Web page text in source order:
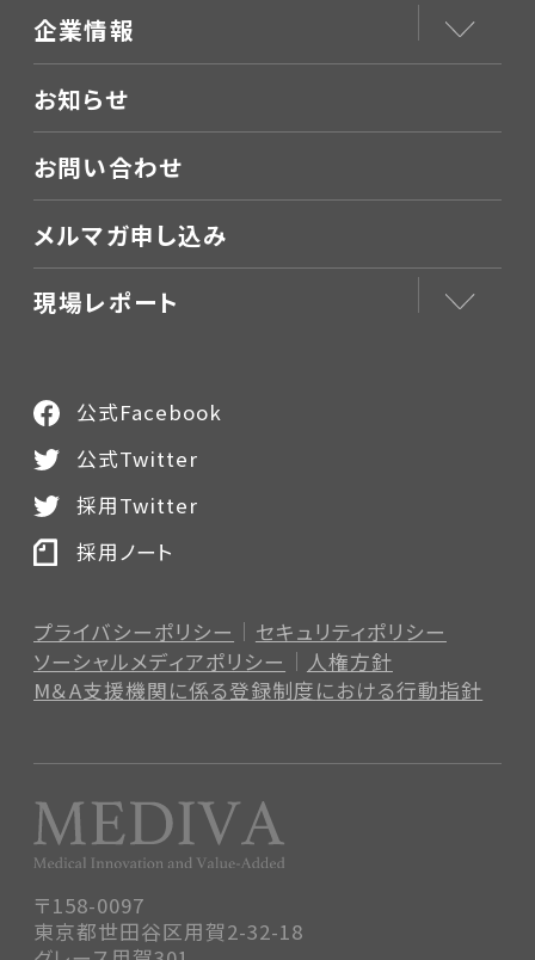
企業情報
お知らせ
お問い合わせ
メルマガ申し込み
現場レポート
〒158-0097
東京都世田谷区用賀2-32-18
プライバシーポリシー
セキュリティポリシー
ソーシャルメディアポリシー
人権方針
M＆A支援機関に係る登録制度における行動指針
公式Facebook
公式Twitter
採用Twitter
採用ノート